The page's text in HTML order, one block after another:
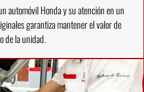
automóvil Honda y su atención en un
garantiza mantener el valor de
de la unidad.